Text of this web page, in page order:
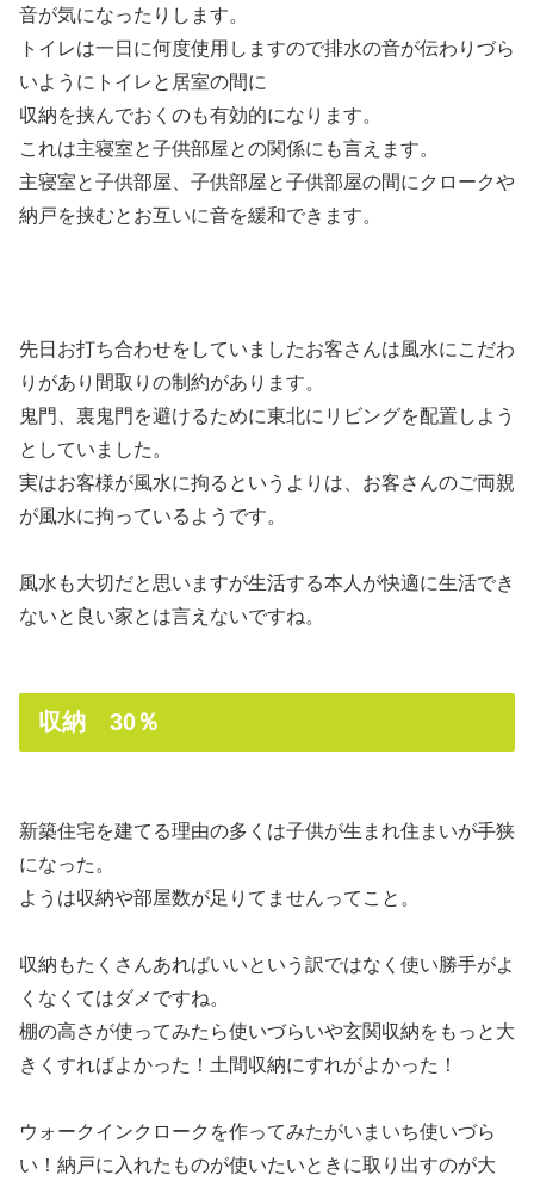
音が気になったりします。
トイレは一日に何度使用しますので排水の音が伝わりづら
いようにトイレと居室の間に
収納を挟んでおくのも有効的になります。
これは主寝室と子供部屋との関係にも言えます。
主寝室と子供部屋、子供部屋と子供部屋の間にクロークや
納戸を挟むとお互いに音を緩和できます。
先日お打ち合わせをしていましたお客さんは風水にこだわ
りがあり間取りの制約があります。
鬼門、裏鬼門を避けるために東北にリビングを配置しよう
としていました。
実はお客様が風水に拘るというよりは、お客さんのご両親
が風水に拘っているようです。
風水も大切だと思いますが生活する本人が快適に生活でき
ないと良い家とは言えないですね。
収納 30％
新築住宅を建てる理由の多くは子供が生まれ住まいが手狭
になった。
ようは収納や部屋数が足りてませんってこと。
収納もたくさんあればいいという訳ではなく使い勝手がよ
くなくてはダメですね。
棚の高さが使ってみたら使いづらいや玄関収納をもっと大
きくすればよかった！土間収納にすれがよかった！
ウォークインクロークを作ってみたがいまいち使いづら
い！納戸に入れたものが使いたいときに取り出すのが大